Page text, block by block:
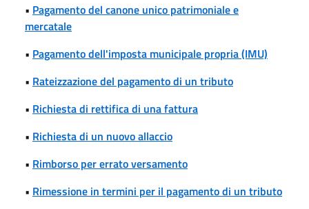
• Pagamento del canone unico patrimoniale e
mercatale
• Pagamento dell'imposta municipale propria (IMU)
• Rateizzazione del pagamento di un tributo
• Richiesta di rettifica di una fattura
• Richiesta di un nuovo allaccio
• Rimborso per errato versamento
• Rimessione in termini per il pagamento di un tributo